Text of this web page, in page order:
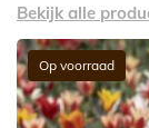
Bekijk alle
Op voorraad